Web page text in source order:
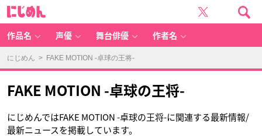
作品名 声優 舞台俳優 作者名
にじめん > FAKE MOTION -卓球の王将-
FAKE MOTION -卓球の王将-
にじめんではFAKE MOTION -卓球の王将-に関連する最新情報/
最新ニュースを掲載しています。